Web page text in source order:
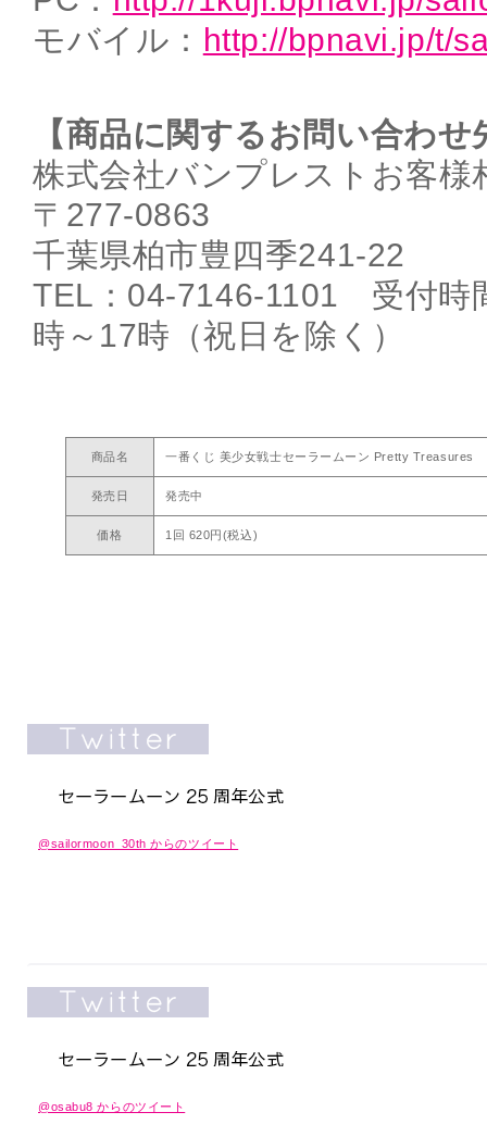
モバイル： http://bpnavi.jp/t/
【商品に関するお問い合わせ
株式会社バンプレストお客様
〒277-0863
千葉県柏市豊四季241-22
TEL：04-7146-1101 受付
時～17時（祝日を除く）
商品名 一番くじ 美少女戦士セーラームーン Pretty Treasures
発売日 発売中
価格 1回 620円(税込)
@sailormoon_30th からのツイート
@osabu8 からのツイート